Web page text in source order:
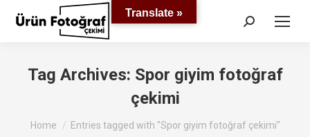
Search:
Tag Archives: Spor giyim fotoğraf
çekimi
You are here:
Home Entries tagged with "Spor giyim fotoğraf çekimi"
Translate »